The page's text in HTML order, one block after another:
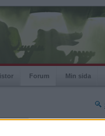
Forum Min sida